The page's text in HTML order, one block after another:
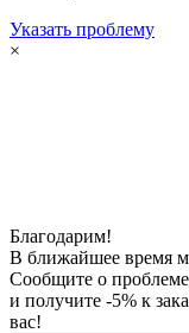
Указать проблему
×
Благодарим!
В ближайшее время
Сообщите о проблеме
и получите -5% к
вас!